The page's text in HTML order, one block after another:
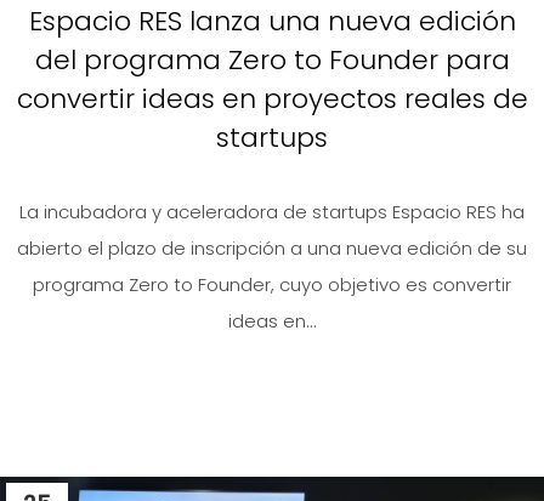
Espacio RES lanza una nueva edición
del programa Zero to Founder para
convertir ideas en proyectos reales de
startups
La incubadora y aceleradora de startups Espacio RES ha
abierto el plazo de inscripción a una nueva edición de su
programa Zero to Founder, cuyo objetivo es convertir
ideas en...